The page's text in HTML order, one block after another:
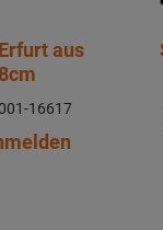
aus
001-16617